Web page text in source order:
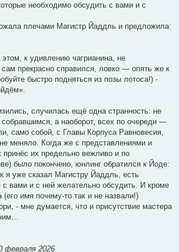
необходимо обсудить с вами и с
плечами Магистр Йаддль и предложила:
к удивлению чагрианина, не
прекрасно справился, ловко — опять же к
быстро подняться из позы лотоса!) -
случилась ещё одна странность: не
собравшимся, а наоборот, всех по очереди —
само собой, с Главы Корпуса Равновесия,
меняло. Когда же с представлениями и
принёс их предельно вежливо и по
было покончено, юнлинг обратился к Йоде:
я уже сказал Магистру Йаддль, есть
с вами и с ней желательно обсудить. И кроме
(его имя почему-то так и не назвали!)
- мне думается, что и присутствие мастера
февраля 2026